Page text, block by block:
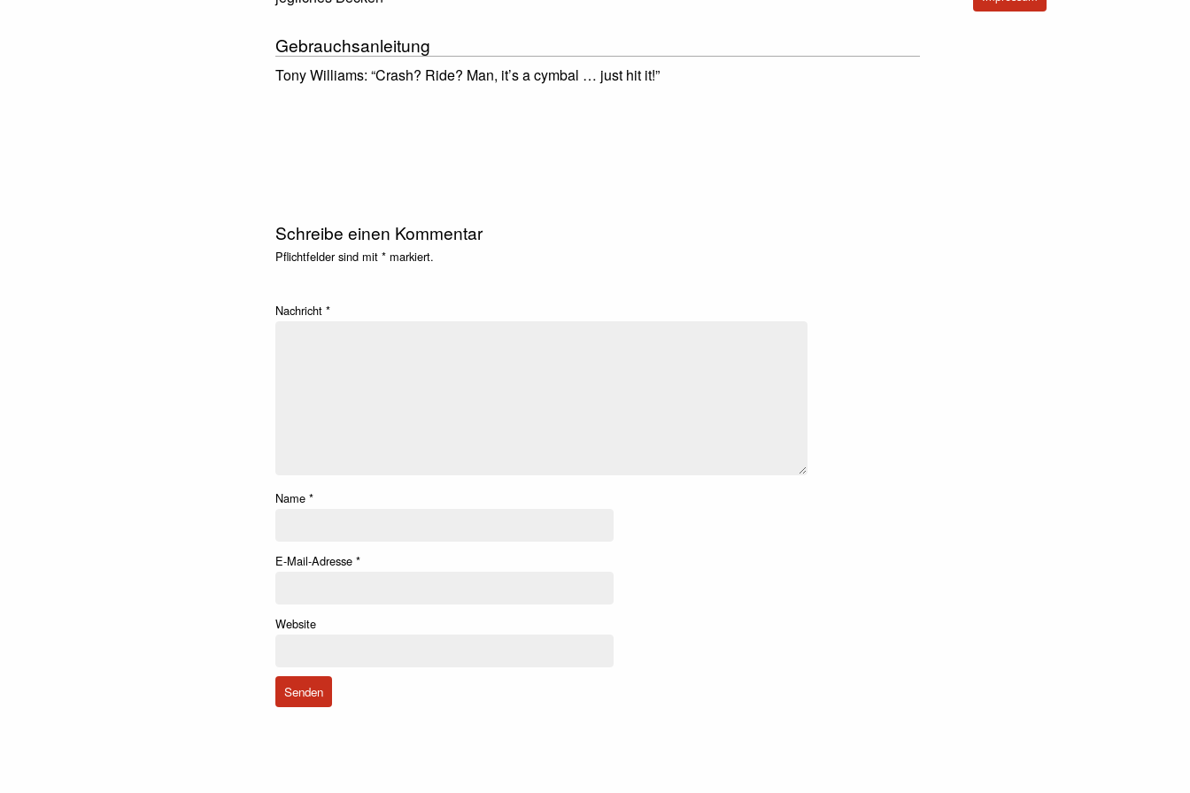
Gebrauchsanleitung
Tony Williams: “Crash? Ride? Man, it’s a cymbal … just hit it!”
Schreibe einen Kommentar
Pflichtfelder sind mit *markiert.
Nachricht *
Name *
E-Mail-Adresse *
Website